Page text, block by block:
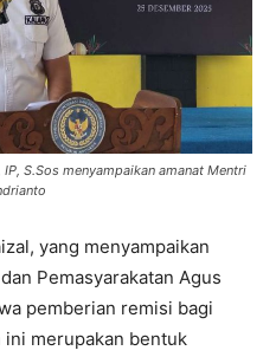
S.Sos menyampaikan amanat Mentri
yang menyampaikan
Pemasyarakatan Agus
pemberian remisi bagi
ini merupakan bentuk